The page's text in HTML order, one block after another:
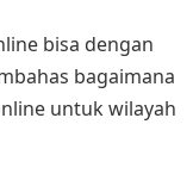
bisa dengan
bagaimana
untuk wilayah